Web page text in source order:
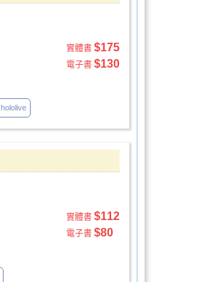
實體書 $175
電子書 $130
hololive
實體書 $112
電子書 $80